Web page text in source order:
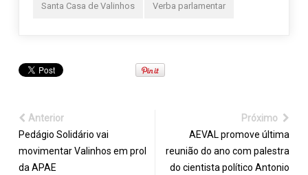
Santa Casa de Valinhos Verba parlamentar
Anterior
Pedágio Solidário vai
movimentar Valinhos em prol
da APAE
Próximo
AEVAL promove última
reunião do ano com palestra
do cientista político Antonio